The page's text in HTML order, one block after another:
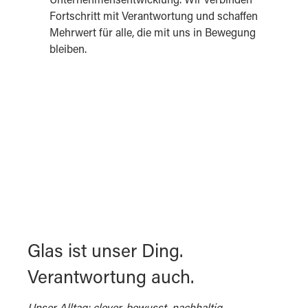
Fortschritt mit Verantwortung und schaffen
Mehrwert für alle, die mit uns in Bewegung
bleiben.
Glas ist unser Ding.
Verantwortung auch.